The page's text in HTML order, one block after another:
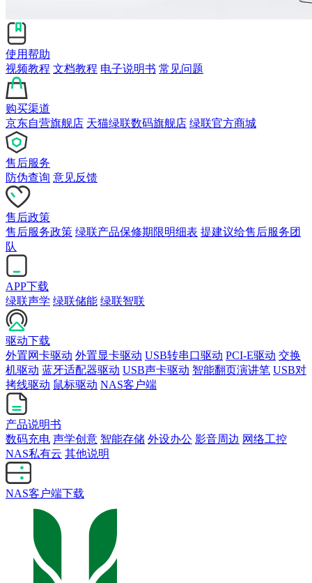
使用帮助
视频教程 文档教程 电子说明书 常见问题
购买渠道
京东自营旗舰店 天猫绿联数码旗舰店 绿联官方商城
售后服务
防伪查询 意见反馈
售后政策
售后服务政策 绿联产品保修期限明细表 提建议给售后服务团
队
APP下载
绿联声学 绿联储能 绿联智联
驱动下载
外置网卡驱动 外置显卡驱动 USB转串口驱动 PCI-E驱动 交换
机驱动 蓝牙适配器驱动 USB声卡驱动 智能翻页演讲笔 USB对
拷线驱动 鼠标驱动 NAS客户端
产品说明书
数码充电 声学创意 智能存储 外设办公 影音周边 网络工控
NAS私有云 其他说明
NAS客户端下载